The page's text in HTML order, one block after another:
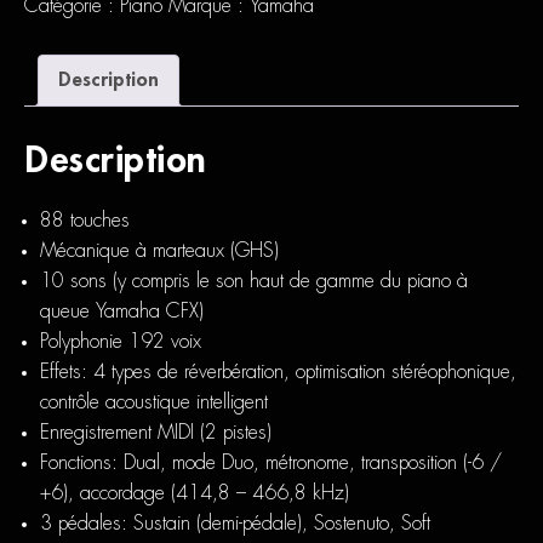
Catégorie : Piano Marque : Yamaha
Description
Description
88 touches
Mécanique à marteaux (GHS)
10 sons (y compris le son haut de gamme du piano à
queue Yamaha CFX)
Polyphonie 192 voix
Effets: 4 types de réverbération, optimisation stéréophonique,
contrôle acoustique intelligent
Enregistrement MIDI (2 pistes)
Fonctions: Dual, mode Duo, métronome, transposition (-6 /
+6), accordage (414,8 – 466,8 kHz)
3 pédales: Sustain (demi-pédale), Sostenuto, Soft